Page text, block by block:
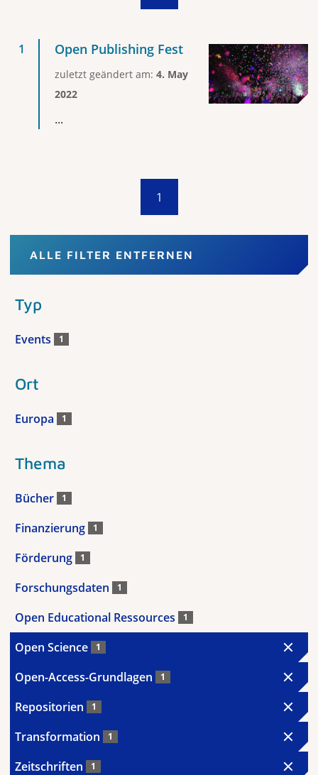
Open Publishing Fest
zuletzt geändert am: 4. May
2022
...
1
ALLE FILTER ENTFERNEN
Typ
Events 1
Ort
Europa 1
Thema
Bücher 1
Finanzierung 1
Förderung 1
Forschungsdaten 1
Open Educational Ressources 1
Open Science 1
Open-Access-Grundlagen 1
Repositorien 1
Transformation 1
Zeitschriften 1